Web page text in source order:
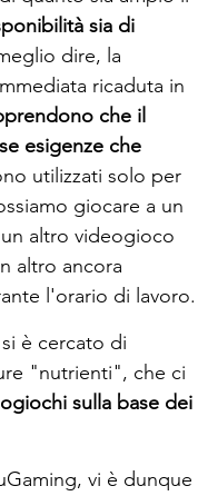
sia di
dire, la
ricaduta in
che il
esigenze che
utilizzati solo per
giocare a un
altro videogioco
altro ancora
l'orario di lavoro.
è cercato di
"nutrienti", che ci
sulla base dei
vi è dunque